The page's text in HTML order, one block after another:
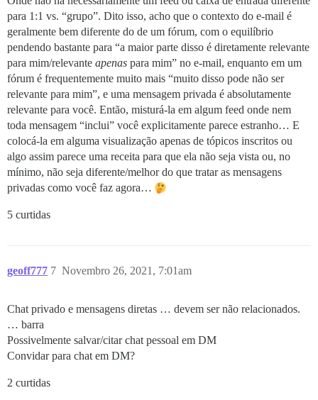
para 1:1 vs. “grupo”. Dito isso, acho que o contexto do e-mail é
geralmente bem diferente do de um fórum, com o equilíbrio
pendendo bastante para “a maior parte disso é diretamente relevante
para mim/relevante apenas para mim” no e-mail, enquanto em um
fórum é frequentemente muito mais “muito disso pode não ser
relevante para mim”, e uma mensagem privada é absolutamente
relevante para você. Então, misturá-la em algum feed onde nem
toda mensagem “inclui” você explicitamente parece estranho… E
colocá-la em alguma visualização apenas de tópicos inscritos ou
algo assim parece uma receita para que ela não seja vista ou, no
mínimo, não seja diferente/melhor do que tratar as mensagens
privadas como você faz agora…
5 curtidas
geoff777 Novembro 26, 2021, 7:01am
7
Chat privado e mensagens diretas … devem ser não relacionados.
… barra
Possivelmente salvar/citar chat pessoal em DM
Convidar para chat em DM?
2 curtidas